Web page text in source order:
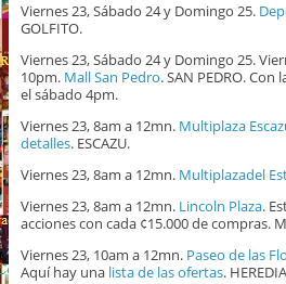
Viernes 23, Sábado 24 y Domingo 25.
GOLFITO.
Viernes 23, Sábado 24 y Domingo 25.
10pm. Mall San Pedro. SAN PEDRO. Con
el sábado 4pm.
Viernes 23, 8am a 12mn. Multiplaza
detalles. ESCAZU.
Viernes 23, 8am a 12mn. Multiplazadel
Viernes 23, 8am a 12mn. Lincoln Plaza.
acciones con cada ¢15.000 de compras.
Viernes 23, 10am a 12mn. Paseo de las
Aquí hay una lista de las ofertas.